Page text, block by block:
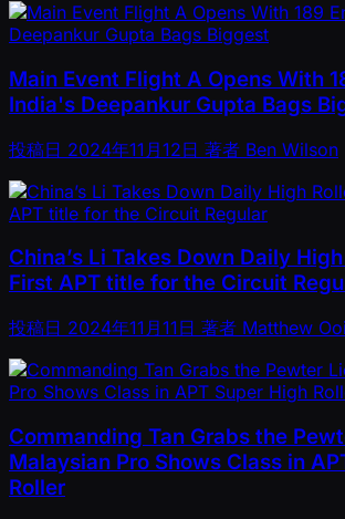
Main Event Flight A Opens With
India's Deepankur Gupta Bags
投稿日 2024年11月12日 著者 Ben Wilson
China’s Li Takes Down Daily
First APT title for the Circuit
投稿日 2024年11月11日 著者 Matthew Ooi
Commanding Tan Grabs the
Malaysian Pro Shows Class in
Roller